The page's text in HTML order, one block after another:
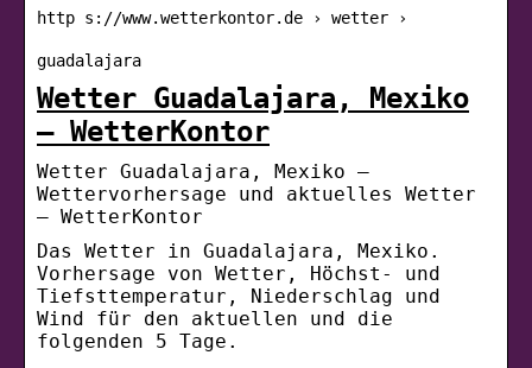
http s://www.wetterkontor.de › wetter ›
guadalajara
Wetter Guadalajara, Mexiko
– WetterKontor
Wetter Guadalajara, Mexiko –
Wettervorhersage und aktuelles Wetter
– WetterKontor
Das Wetter in Guadalajara, Mexiko.
Vorhersage von Wetter, Höchst- und
Tiefsttemperatur, Niederschlag und
Wind für den aktuellen und die
folgenden 5 Tage.